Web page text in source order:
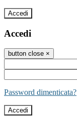
Accedi
Accedi
button close ×
Password dimenticata?